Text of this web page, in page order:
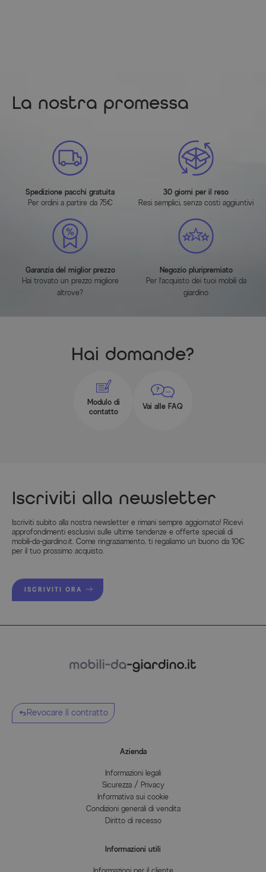
La nostra promessa
Spedizione pacchi gratuita
Per ordini a partire da 75€
30 giorni per il reso
Resi semplici, senza costi aggiuntivi
Garanzia del miglior prezzo
Hai trovato un prezzo migliore
altrove?
Negozio pluripremiato
Per l'acquisto dei tuoi mobili da
giardino
Hai domande?
Modulo di
contatto
Vai alle FAQ
Iscriviti alla newsletter
Iscriviti subito alla nostra newsletter e rimani sempre aggiornato! Ricevi
approfondimenti esclusivi sulle ultime tendenze e offerte speciali di
mobili-da-giardino.it. Come ringraziamento, ti regaliamo un buono da 10€
per il tuo prossimo acquisto.
ISCRIVITI ORA
Revocare il contratto
Azienda
Informazioni legali
Sicurezza / Privacy
Informativa sui cookie
Condizioni generali di vendita
Diritto di recesso
Informazioni utili